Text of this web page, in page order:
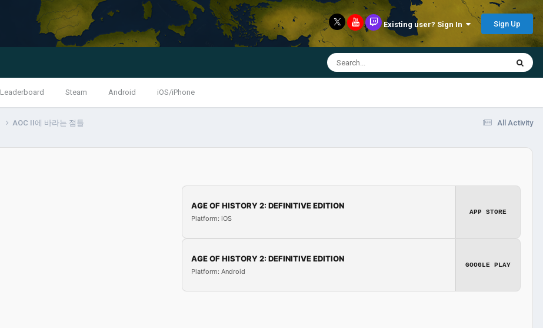
Existing user? Sign In Sign Up
Leaderboard Steam Android iOS/iPhone
All Activity
AOC II에 바라는 점들
AGE OF HISTORY 2: DEFINITIVE EDITION
Platform: iOS
APP STORE
AGE OF HISTORY 2: DEFINITIVE EDITION
Platform: Android
GOOGLE PLAY